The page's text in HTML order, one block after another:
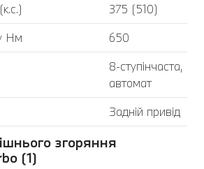
375 (510)
Нм
650
8-ступінчаста,
автомат
Задній привід
згоряння
(1)